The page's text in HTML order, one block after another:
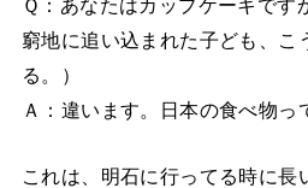
窮地に追い込まれた子ども、こ
る。）
Ａ：違います。日本の食べ物っ
これは、明石に行ってる時に長